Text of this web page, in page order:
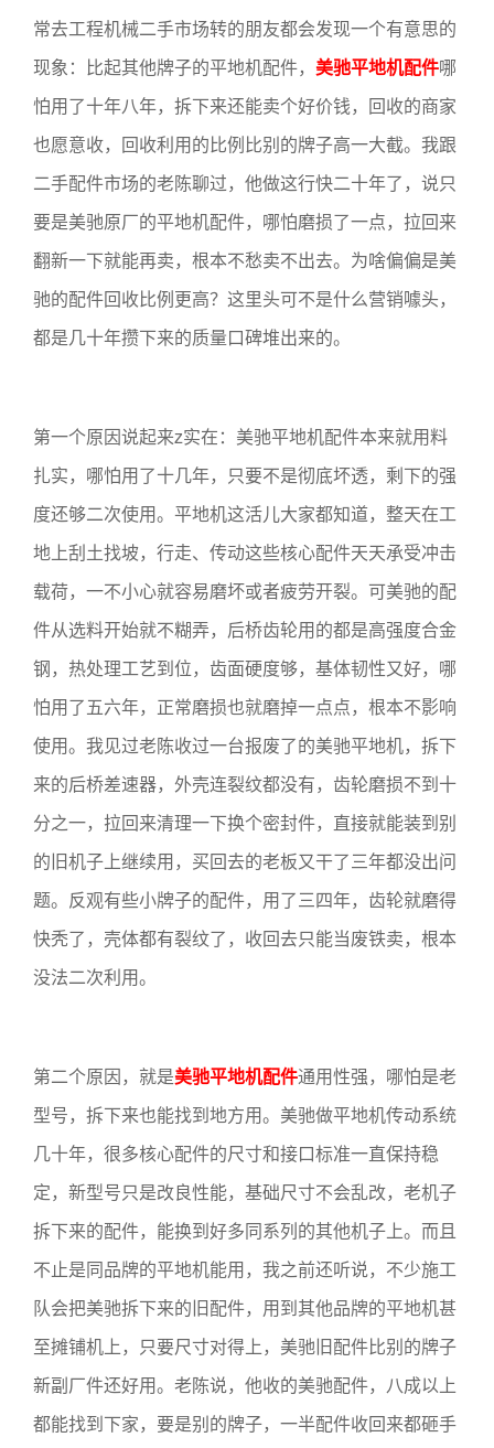
常去工程机械二手市场转的朋友都会发现一个有意思的
现象：比起其他牌子的平地机配件， 美驰平地机配件哪
怕用了十年八年，拆下来还能卖个好价钱，回收的商家
也愿意收，回收利用的比例比别的牌子高一大截。我跟
二手配件市场的老陈聊过，他做这行快二十年了，说只
要是美驰原厂的平地机配件，哪怕磨损了一点，拉回来
翻新一下就能再卖，根本不愁卖不出去。为啥偏偏是美
驰的配件回收比例更高？这里头可不是什么营销噱头，
都是几十年攒下来的质量口碑堆出来的。
第一个原因说起来z实在：美驰平地机配件本来就用料
扎实，哪怕用了十几年，只要不是彻底坏透，剩下的强
度还够二次使用。平地机这活儿大家都知道，整天在工
地上刮土找坡，行走、传动这些核心配件天天承受冲击
载荷，一不小心就容易磨坏或者疲劳开裂。可美驰的配
件从选料开始就不糊弄，后桥齿轮用的都是高强度合金
钢，热处理工艺到位，齿面硬度够，基体韧性又好，哪
怕用了五六年，正常磨损也就磨掉一点点，根本不影响
使用。我见过老陈收过一台报废了的美驰平地机，拆下
来的后桥差速器，外壳连裂纹都没有，齿轮磨损不到十
分之一，拉回来清理一下换个密封件，直接就能装到别
的旧机子上继续用，买回去的老板又干了三年都没出问
题。反观有些小牌子的配件，用了三四年，齿轮就磨得
快秃了，壳体都有裂纹了，收回去只能当废铁卖，根本
没法二次利用。
第二个原因，就是美驰平地机配件通用性强，哪怕是老
型号，拆下来也能找到地方用。美驰做平地机传动系统
几十年，很多核心配件的尺寸和接口标准一直保持稳
定，新型号只是改良性能，基础尺寸不会乱改，老机子
拆下来的配件，能换到好多同系列的其他机子上。而且
不止是同品牌的平地机能用，我之前还听说，不少施工
队会把美驰拆下来的旧配件，用到其他品牌的平地机甚
至摊铺机上，只要尺寸对得上，美驰旧配件比别的牌子
新副厂件还好用。老陈说，他收的美驰配件，八成以上
都能找到下家，要是别的牌子，一半配件收回来都砸手